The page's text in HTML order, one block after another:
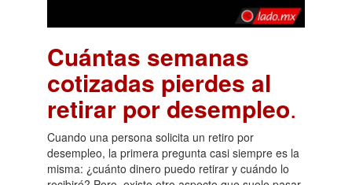
Cuántas semanas
cotizadas pierdes al
retirar por desempleo.
Cuando una persona solicita un retiro por
desempleo, la primera pregunta casi siempre es la
misma: ¿cuánto dinero puedo retirar y cuándo lo